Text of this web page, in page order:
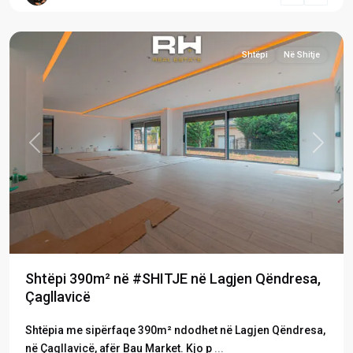
Previous Next
Shtëpi Në Shitje
Shtëpi 390m² në #SHITJE në Lagjen Qëndresa,
Çagllavicë
Shtëpia me sipërfaqe 390m² ndodhet në Lagjen Qëndresa,
në Çagllavicë, afër Bau Market. Kjo p ...